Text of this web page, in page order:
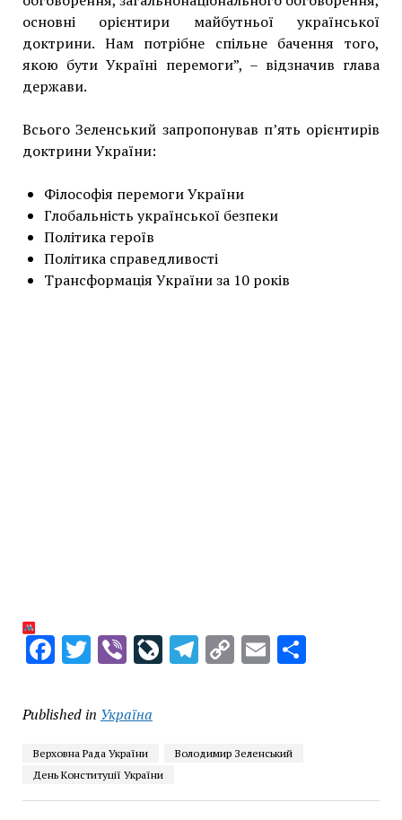
основні орієнтири майбутньої української
доктрини. Нам потрібне спільне бачення того,
якою бути Україні перемоги”, – відзначив глава
держави.
Всього Зеленський запропонував п’ять орієнтирів
доктрини України:
Філософія перемоги України
Глобальність української безпеки
Політика героїв
Політика справедливості
Трансформація України за 10 років
Facebook
Twitter
ViberLiveJournal
Telegram
CopyEmailShare
Published in Україна
Верховна Рада України
Володимир Зеленський
День Конституції України